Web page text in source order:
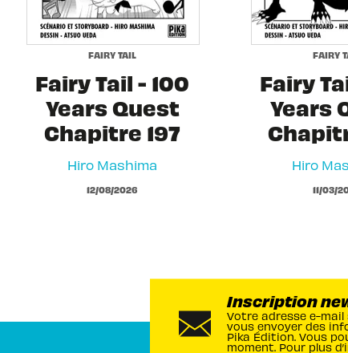
FAIRY TAIL
Fairy Tail - 100
Years Quest
Chapitre 197
Hiro Mashima
12/08/2026
FAIRY
Fairy
Years
Hiro
11/03/
Inscription
Votre adresse e-
vous envoyer des
Pika Édition. Vous
moment. Pour plus